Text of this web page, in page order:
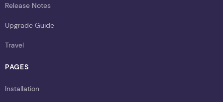
Release Notes
Upgrade Guide
Travel
PAGES
Installation